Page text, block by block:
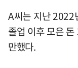
A씨는 지난 2022
졸업 이후 모은
만했다.